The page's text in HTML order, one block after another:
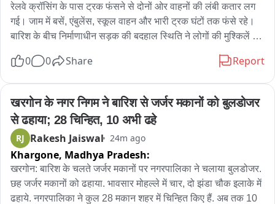
रेलवे क्रॉसिंग के पास ट्रक फंसने से दोनों ओर वाहनों की लंबी कतार लग
गई। जाम में बसें, एंबुलेंस, स्कूल वाहन और भारी ट्रक घंटों तक फंसे रहे।
बारिश के बीच निर्माणाधीन सड़क की बदहाल स्थिति ने लोगों की मुश्किलें
सड़क निर्माण कार्य में तेजी और स्थायी समाधान की मांग की। पुलिस ने मौके
0 0 Share Report
खरगोन के नगर निगम ने बारिश से जर्जर मकानों को बुलडोजर
से ढहाया; 28 चिन्हित, 10 अभी ढहे
RJ Rakesh Jaiswal 24m ago
Khargone, Madhya Pradesh:
खरगोन: बारिश के चलते जर्जर मकानों पर नगरपालिका ने चलाया बुलडोजर.
छह जर्जर मकानों को ढहाया. भावसार मोहल्ले में चार, दो झंडा चौक इलाके में
ढहाये. नगरपालिका ने कुल 28 मकान शहर में चिन्हित किए हैं. अब तक 10